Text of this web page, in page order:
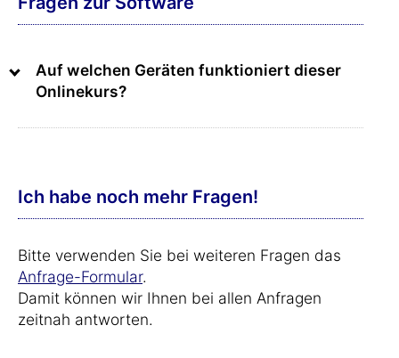
Auf welchen Geräten funktioniert dieser
Onlinekurs?
Ich habe noch mehr Fragen!
Bitte verwenden Sie bei weiteren Fragen das
Anfrage-Formular.
Damit können wir Ihnen bei allen Anfragen
zeitnah antworten.